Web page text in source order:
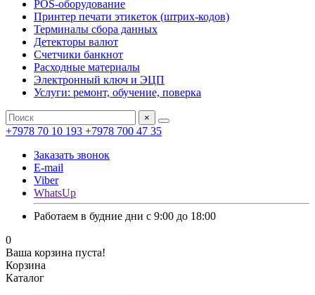
POS-оборудование
Принтер печати этикеток (штрих-кодов)
Терминалы сбора данных
Детекторы валют
Счетчики банкнот
Расходные материалы
Электронный ключ и ЭЦП
Услуги: ремонт, обучение, поверка
×
+7978 70 10 193 +7978 700 47 35
Заказать звонок
E-mail
Viber
WhatsUp
Работаем в будние дни с 9:00 до 18:00
0
Ваша корзина пуста!
Корзина
Каталог